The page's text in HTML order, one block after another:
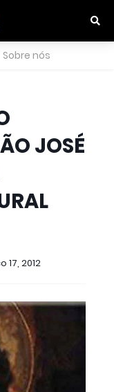
Sobre nós
JOSÉ
17, 2012